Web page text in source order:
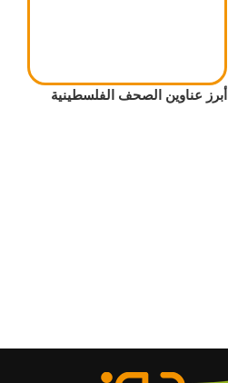
أبرز عناوين الصحف الفلسطينية